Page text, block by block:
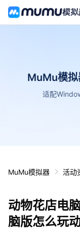
MuMu模拟
适配
MuMu模拟器 活动
动物花店电
脑版怎么玩